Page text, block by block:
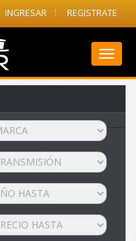
INGRESAR REGISTRATE